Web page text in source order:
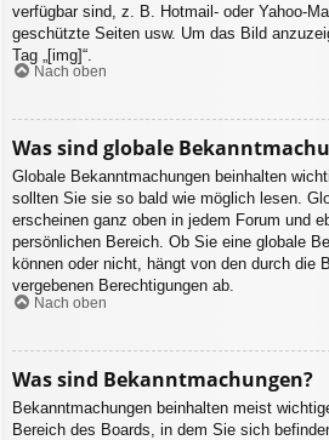
verfügbar sind, z. B. Hotmail- oder Yahoo-
geschützte Seiten usw. Um das Bild
Tag „[img]“.
Nach oben
Was sind globale
Globale Bekanntmachungen beinhalten
sollten Sie sie so bald wie möglich lesen.
erscheinen ganz oben in jedem Forum und
persönlichen Bereich. Ob Sie eine globale
können oder nicht, hängt von den durch die
vergebenen Berechtigungen ab.
Nach oben
Was sind Bekanntmachungen?
Bekanntmachungen beinhalten meist
Bereich des Boards, in dem Sie sich